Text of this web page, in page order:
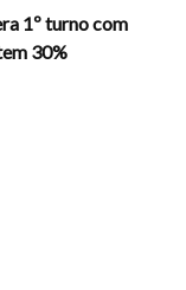
1º turno com
30%